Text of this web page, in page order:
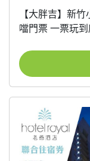
【大胖吉】新
噹門票 一票玩